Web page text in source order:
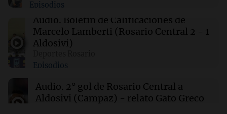
sábado 8 de agosto
23:54 Mundo
De la Espriella promete impulsar energías
Colombia
Episodios
Audio. Boletín de Calificaciones de
Marcelo Lamberti (Rosario Central 2 - 1
Aldosivi)
Episodios
Audio. 2° gol de Rosario Central a
Aldosivi (Campaz) - relato Gato Greco